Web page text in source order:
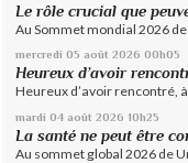
Le rôle crucial que
Au Sommet mondial 2026 de
mercredi 05 août 2026 00h05
Heureux d’avoir
Heureux d’avoir rencontré,
mardi 04 août 2026 10h25
La santé ne peut être
Au sommet global 2026 de